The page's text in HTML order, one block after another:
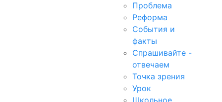
Проблема
Реформа
События и
факты
Спрашивайте -
отвечаем
Точка зрения
Урок
Школьное